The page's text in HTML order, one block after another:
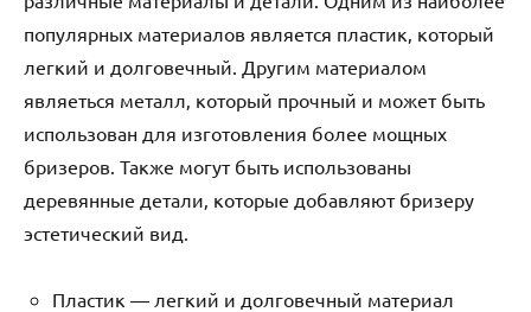
популярных материалов является пластик‚ который
легкий и долговечный. Другим материалом
являеться металл‚ который прочный и может быть
использован для изготовления более мощных
бризеров. Также могут быть использованы
деревянные детали‚ которые добавляют бризеру
эстетический вид.
Пластик ― легкий и долговечный материал